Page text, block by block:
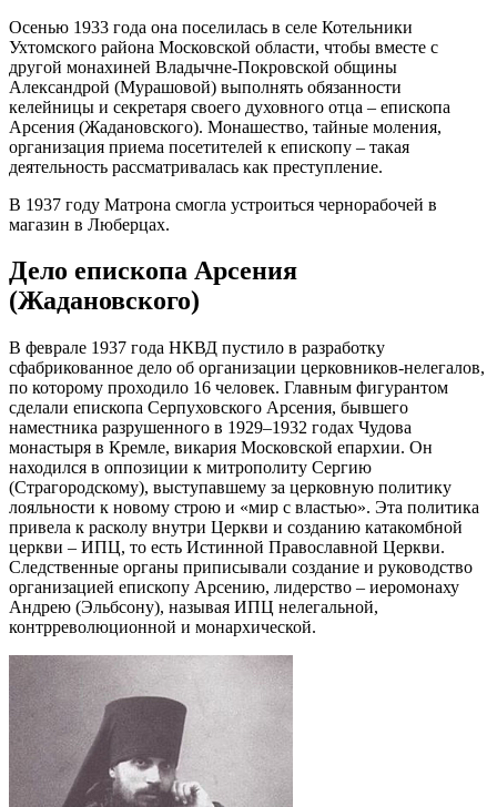
Осенью 1933 года она поселилась в селе Котельники
Ухтомского района Московской области, чтобы вместе с
другой монахиней Владычне-Покровской общины
Александрой (Мурашовой) выполнять обязанности
келейницы и секретаря своего духовного отца – епископа
Арсения (Жадановского). Монашество, тайные моления,
организация приема посетителей к епископу – такая
деятельность рассматривалась как преступление.
В 1937 году Матрона смогла устроиться чернорабочей в
магазин в Люберцах.
Дело епископа Арсения
(Жадановского)
В феврале 1937 года НКВД пустило в разработку
сфабрикованное дело об организации церковников-нелегалов,
по которому проходило 16 человек. Главным фигурантом
сделали епископа Серпуховского Арсения, бывшего
наместника разрушенного в 1929–1932 годах Чудова
монастыря в Кремле, викария Московской епархии. Он
находился в оппозиции к митрополиту Сергию
(Страгородскому), выступавшему за церковную политику
лояльности к новому строю и «мир с властью». Эта политика
привела к расколу внутри Церкви и созданию катакомбной
церкви – ИПЦ, то есть Истинной Православной Церкви.
Следственные органы приписывали создание и руководство
организацией епископу Арсению, лидерство – иеромонаху
Андрею (Эльбсону), называя ИПЦ нелегальной,
контрреволюционной и монархической.